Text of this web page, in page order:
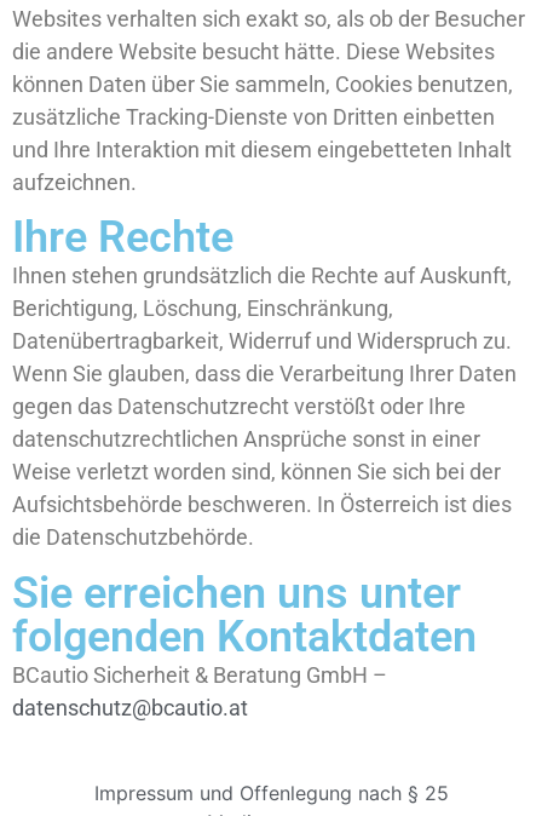
Websites verhalten sich exakt so, als ob der Besucher
die andere Website besucht hätte. Diese Websites
können Daten über Sie sammeln, Cookies benutzen,
zusätzliche Tracking-Dienste von Dritten einbetten
und Ihre Interaktion mit diesem eingebetteten Inhalt
aufzeichnen.
Ihre Rechte
Ihnen stehen grundsätzlich die Rechte auf Auskunft,
Berichtigung, Löschung, Einschränkung,
Datenübertragbarkeit, Widerruf und Widerspruch zu.
Wenn Sie glauben, dass die Verarbeitung Ihrer Daten
gegen das Datenschutzrecht verstößt oder Ihre
datenschutzrechtlichen Ansprüche sonst in einer
Weise verletzt worden sind, können Sie sich bei der
Aufsichtsbehörde beschweren. In Österreich ist dies
die Datenschutzbehörde.
Sie erreichen uns unter
folgenden Kontaktdaten
BCautio Sicherheit & Beratung GmbH –
datenschutz@bcautio.at
Impressum und Offenlegung nach § 25